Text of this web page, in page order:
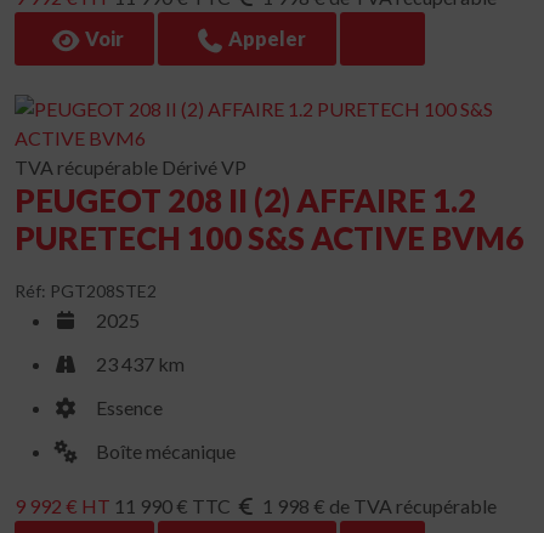
Voir
Appeler
TVA récupérable Dérivé VP
PEUGEOT 208 II (2) AFFAIRE 1.2
PURETECH 100 S&S ACTIVE BVM6
Réf: PGT208STE2
2025
23 437 km
Essence
Boîte mécanique
9 992 € HT 11 990 € TTC
1 998 € de TVA récupérable